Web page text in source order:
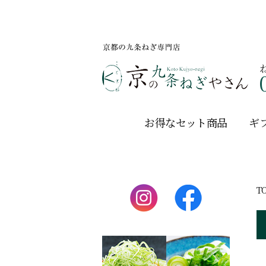
お得なセット商品 ギ